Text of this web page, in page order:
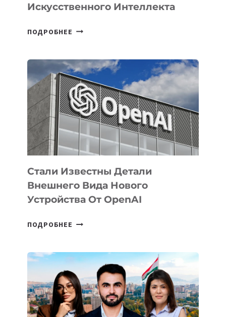
Искусственного Интеллекта
ПОДРОБНЕЕ В
ПРИОРИТЕТНЫЕ
ЗАДАЧИ
ПО
РАЗВИТИЮ
ЭКОСИСТЕМЫ
ИСКУССТВЕННОГО
ИНТЕЛЛЕКТА
Стали Известны Детали
Внешнего Вида Нового
Устройства От OpenAI
ПОДРОБНЕЕ СТАЛИ
ВНЕШНЕГО
ВИДА
НОВОГО
УСТРОЙСТВА
ОТ